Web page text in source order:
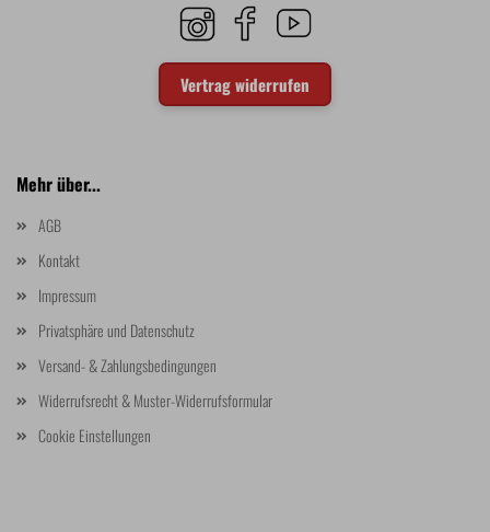
Vertrag widerrufen
Mehr über...
AGB
Kontakt
Impressum
Privatsphäre und Datenschutz
Versand- & Zahlungsbedingungen
Widerrufsrecht & Muster-Widerrufsformular
Cookie Einstellungen